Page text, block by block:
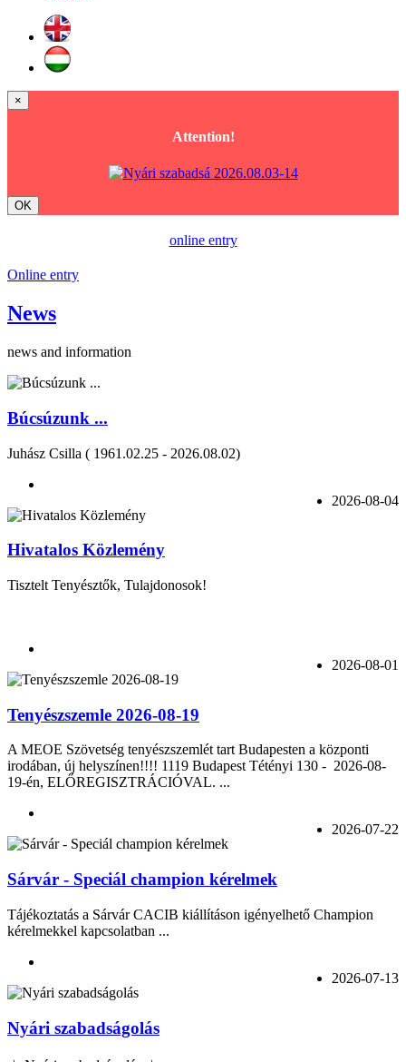
×
Attention!
OK
online entry
Online entry
News
news and information
Búcsúzunk ...
Juhász Csilla ( 1961.02.25 - 2026.08.02)
2026-08-04
Hivatalos Közlemény
Tisztelt Tenyésztők, Tulajdonosok!
2026-08-01
Tenyészszemle 2026-08-19
A MEOE Szövetség tenyészszemlét tart Budapesten a központi
irodában, új helyszínen!!!! 1119 Budapest Tétényi 130 - 2026-08-
19-én, ELŐREGISZTRÁCIÓVAL. ...
2026-07-22
Sárvár - Speciál champion kérelmek
Tájékoztatás a Sárvár CACIB kiállításon igényelhető Champion
kérelmekkel kapcsolatban ...
2026-07-13
Nyári szabadságolás